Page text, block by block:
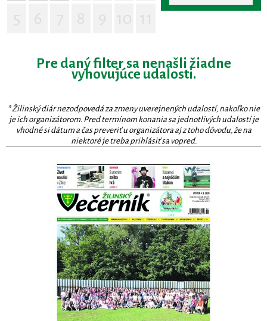
Pre daný filter sa nenašli žiadne
vyhovujúce udalosti.
* Žilinský diár nezodpovedá za zmeny uverejnených udalostí, nakoľko nie
je ich organizátorom. Pred termínom konania sa jednotlivých udalostí je
vhodné si dátum a čas preveriť u organizátora aj z toho dôvodu, že na
niektoré je treba prihlásiť sa vopred.